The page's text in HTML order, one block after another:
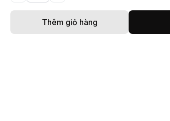
Thêm giỏ hàng